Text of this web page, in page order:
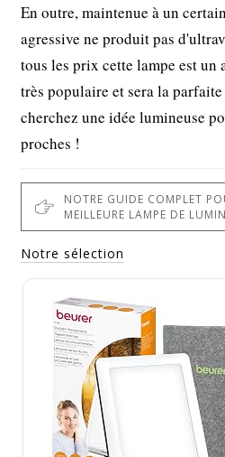
En outre, maintenue à un
agressive ne produit pas
tous les prix cette lampe est un
très populaire et sera la
cherchez une idée lumineuse
proches !
NOTRE GUIDE COMPLET
MEILLEURE LAMPE DE
Notre sélection